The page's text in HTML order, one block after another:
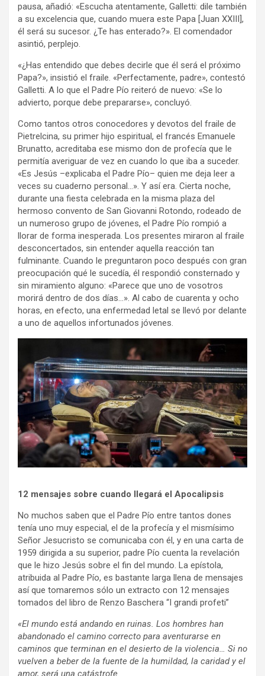
pausa, añadió: «Escucha atentamente, Galletti: dile también
a su excelencia que, cuando muera este Papa [Juan XXIII],
él será su sucesor. ¿Te has enterado?». El comendador
asintió, perplejo.
«¿Has entendido que debes decirle que él será el próximo
Papa?», insistió el fraile. «Perfectamente, padre», contestó
Galletti. A lo que el Padre Pío reiteró de nuevo: «Se lo
advierto, porque debe prepararse», concluyó.
Como tantos otros conocedores y devotos del fraile de
Pietrelcina, su primer hijo espiritual, el francés Emanuele
Brunatto, acreditaba ese mismo don de profecía que le
permitía averiguar de vez en cuando lo que iba a suceder.
«Es Jesús –explicaba el Padre Pío– quien me deja leer a
veces su cuaderno personal…». Y así era. Cierta noche,
durante una fiesta celebrada en la misma plaza del
hermoso convento de San Giovanni Rotondo, rodeado de
un numeroso grupo de jóvenes, el Padre Pío rompió a
llorar de forma inesperada. Los presentes miraron al fraile
desconcertados, sin entender aquella reacción tan
fulminante. Cuando le preguntaron poco después con gran
preocupación qué le sucedía, él respondió consternado y
sin miramiento alguno: «Parece que uno de vosotros
morirá dentro de dos días…». Al cabo de cuarenta y ocho
horas, en efecto, una enfermedad letal se llevó por delante
a uno de aquellos infortunados jóvenes.
12 mensajes sobre cuando llegará el Apocalipsis
No muchos saben que el Padre Pío entre tantos dones
tenía uno muy especial, el de la profecía y el mismísimo
Señor Jesucristo se comunicaba con él, y en una carta de
1959 dirigida a su superior, padre Pío cuenta la revelación
que le hizo Jesús sobre el fin del mundo. La epístola,
atribuida al Padre Pío, es bastante larga llena de mensajes
así que tomaremos sólo un extracto con 12 mensajes
tomados del libro de Renzo Baschera “I grandi profeti”
«El mundo está andando en ruinas. Los hombres han
abandonado el camino correcto para aventurarse en
caminos que terminan en el desierto de la violencia… Si no
vuelven a beber de la fuente de la humildad, la caridad y el
amor, será una catástrofe.